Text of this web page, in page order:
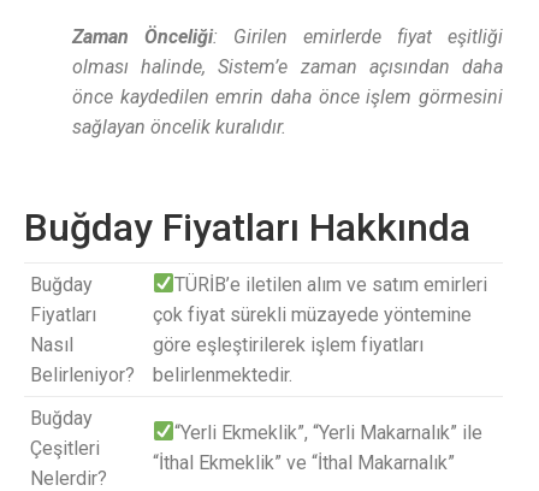
Zaman Önceliği:
Girilen emirlerde fiyat eşitliği
olması halinde, Sistem’e zaman açısından daha
önce kaydedilen emrin daha önce işlem görmesini
sağlayan öncelik kuralıdır.
Buğday Fiyatları Hakkında
Buğday
Fiyatları
Nasıl
Belirleniyor?
TÜRİB’e iletilen alım ve satım emirleri
çok fiyat sürekli müzayede yöntemine
göre eşleştirilerek işlem fiyatları
belirlenmektedir.
Buğday
Çeşitleri
Nelerdir?
“Yerli Ekmeklik”, “Yerli Makarnalık” ile
“İthal Ekmeklik” ve “İthal Makarnalık”